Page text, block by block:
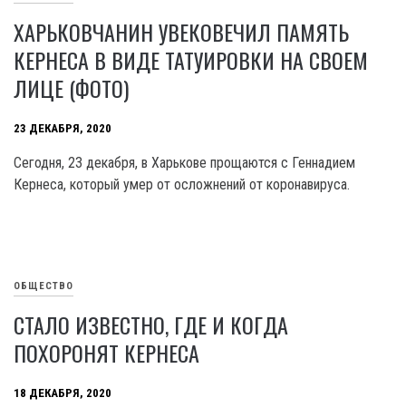
ХАРЬКОВЧАНИН УВЕКОВЕЧИЛ ПАМЯТЬ
КЕРНЕСА В ВИДЕ ТАТУИРОВКИ НА СВОЕМ
ЛИЦЕ (ФОТО)
23 ДЕКАБРЯ, 2020
Сегодня, 23 декабря, в Харькове прощаются с Геннадием
Кернеса, который умер от осложнений от коронавируса.
ОБЩЕСТВО
СТАЛО ИЗВЕСТНО, ГДЕ И КОГДА
ПОХОРОНЯТ КЕРНЕСА
18 ДЕКАБРЯ, 2020